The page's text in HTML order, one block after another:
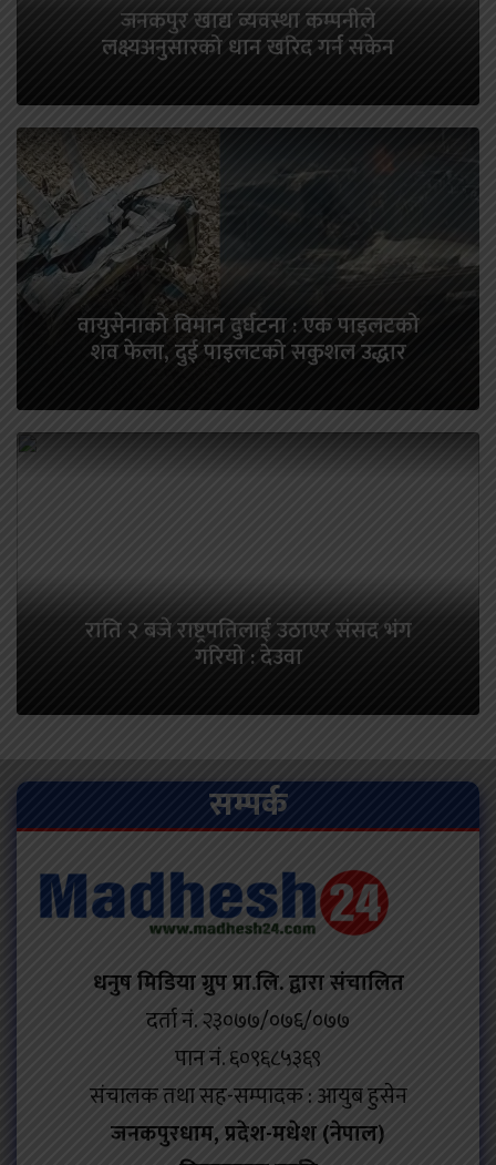
जनकपुर खाद्य व्यवस्था कम्पनीले
लक्ष्यअनुसारको धान खरिद गर्न सकेन
वायुसेनाको विमान दुर्घटना : एक पाइलटको
शव फेला, दुई पाइलटको सकुशल उद्धार
राति २ बजे राष्ट्रपतिलाई उठाएर संसद भंग
गरियो : देउवा
सम्पर्क
धनुष मिडिया ग्रुप प्रा.लि. द्वारा संचालित
दर्ता नं. २३०७७/०७६/०७७
पान नं. ६०९६८५३६९
संचालक तथा सह-सम्पादक : आयुब हुसेन
जनकपुरधाम, प्रदेश-मधेश (नेपाल)